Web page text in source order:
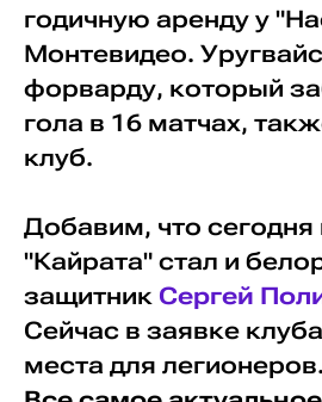
годичную аренду у
Монтевидео.
форварду, который
гола в 16 матчах,
клуб.
Добавим, что
"Кайрата" стал и
защитник Сергей
Сейчас в заявке
места для легионеров.